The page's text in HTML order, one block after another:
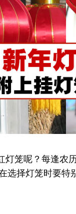
灯笼呢？每逢农
选择灯笼时要